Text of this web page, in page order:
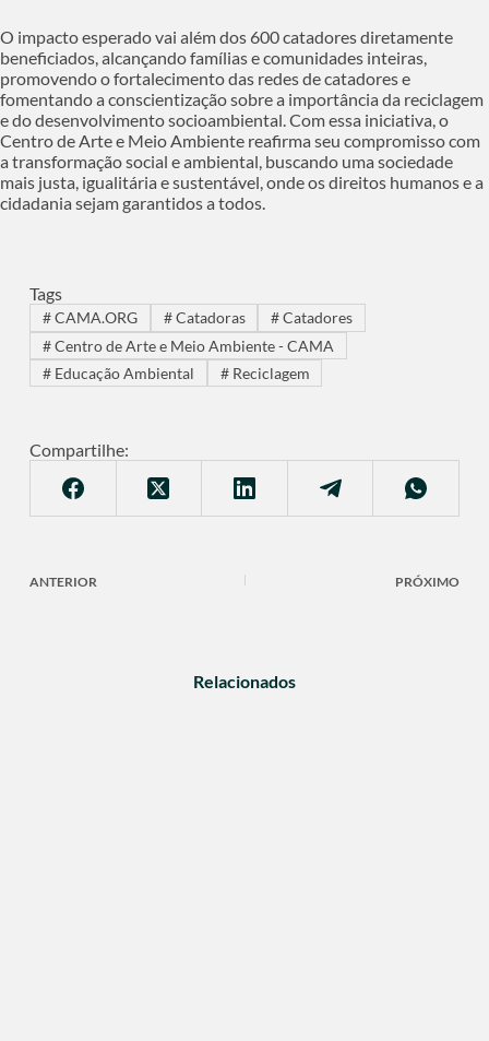
O impacto esperado vai além dos 600 catadores diretamente
beneficiados, alcançando famílias e comunidades inteiras,
promovendo o fortalecimento das redes de catadores e
fomentando a conscientização sobre a importância da reciclagem
e do desenvolvimento socioambiental. Com essa iniciativa, o
Centro de Arte e Meio Ambiente reafirma seu compromisso com
a transformação social e ambiental, buscando uma sociedade
mais justa, igualitária e sustentável, onde os direitos humanos e a
cidadania sejam garantidos a todos.
Tags
#CAMA.ORG #Catadoras #Catadores
#Centro de Arte e Meio Ambiente - CAMA
#Educação Ambiental #Reciclagem
Compartilhe:
ANTERIOR PRÓXIMO
Relacionados